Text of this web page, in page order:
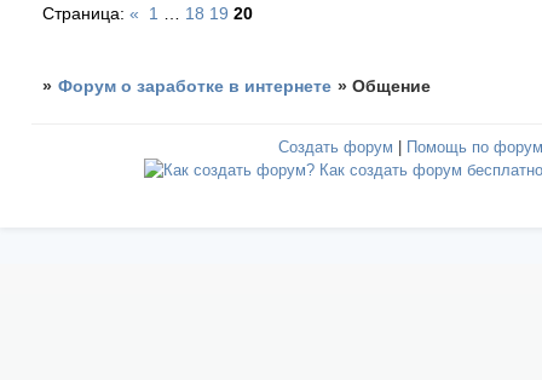
Страница:« 1 … 18 19 20
» Форум о заработке в интернете »Общение
Создать форум Помощь по